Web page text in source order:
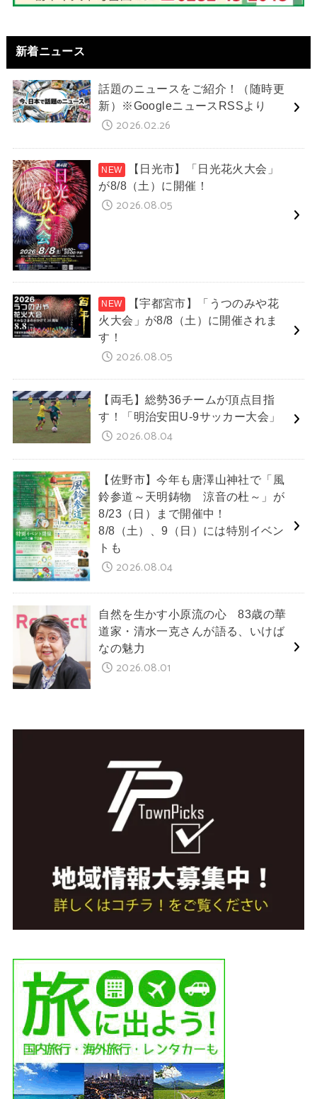
新着ニュース
話題のニュースをご紹介！（随時更
新）※GoogleニュースRSSより
2026.02.26
【日光市】「日光花火大会」
が8/8（土）に開催！
2026.08.05
【宇都宮市】「うつのみや花
火大会」が8/8（土）に開催されま
す！
2026.08.05
【両毛】総勢36チームが頂点目指
す！「明治安田U-9サッカー大会」
2026.08.04
【佐野市】今年も唐澤山神社で「風
鈴参道～天明鋳物 涼音の杜～」が
8/23（日）まで開催中！
8/8（土）、9（日）には特別イベン
トも
2026.08.04
自然を生かす小原流の心 83歳の華
道家・清水一克さんが語る、いけば
なの魅力
2026.08.01